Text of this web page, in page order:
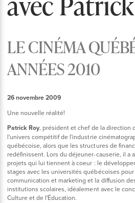
LE CINÉMA
ANNÉES 2010
26 novembre 2009
Une nouvelle réalité!
Patrick Roy, président et chef de la direction
l'univers compétitif de l'industrie
québécoise, alors que les structures de
redéfinissent. Lors du déjeuner-causerie, il a
projets qui lui tiennent à coeur : le
stages avec les universités québécoises
communication et marketing et la diffusion
institutions scolaires, idéalement avec le
Culture et de l'Éducation.